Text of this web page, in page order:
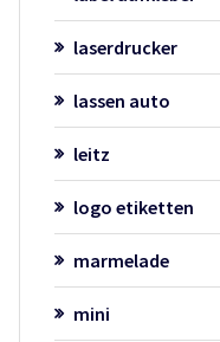
laserdrucker
lassen auto
leitz
logo etiketten
marmelade
mini